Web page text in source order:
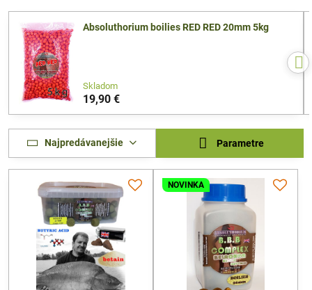
Absoluthorium boilies RED RED 20mm 5kg
Skladom
19,90 €
Najpredávanejšie Parametre
NOVINKA